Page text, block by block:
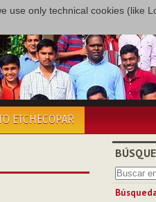
use only technical cookies (like
ETCHECOPAR